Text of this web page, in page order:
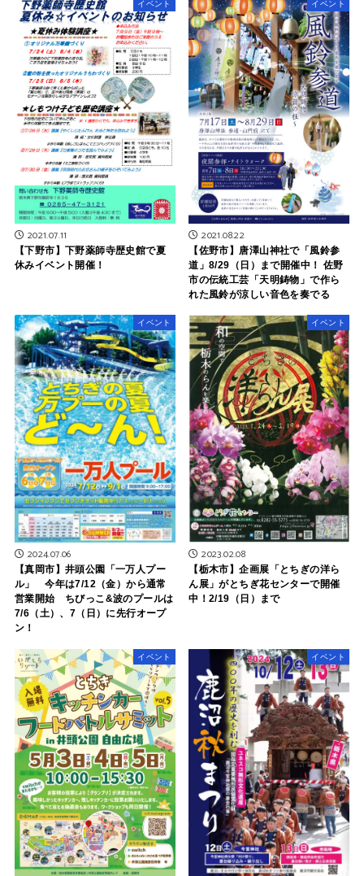
イベント
2021.07.11
【下野市】下野薬師寺歴史館で夏
休みイベント開催！
イベント
2021.08.22
【佐野市】唐澤山神社で「風鈴参
道」8/29（日）まで開催中！ 佐野
市の伝統工芸「天明鋳物」で作ら
れた風鈴が涼しい音色を奏でる
イベント
2024.07.06
【真岡市】井頭公園「一万人プー
ル」 今年は7/12（金）から通常
営業開始 ちびっこ&波のプールは
7/6（土）、7（日）に先行オープ
ン！
イベント
2023.02.08
【栃木市】企画展「とちぎの洋ら
ん展」がとちぎ花センターで開催
中！2/19（日）まで
イベント イベント